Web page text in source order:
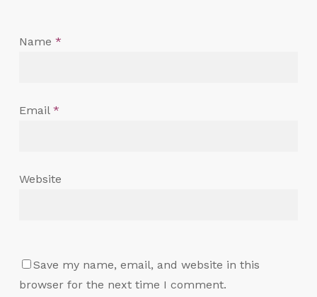
Name *
Email *
Website
Save my name, email, and website in this
browser for the next time I comment.